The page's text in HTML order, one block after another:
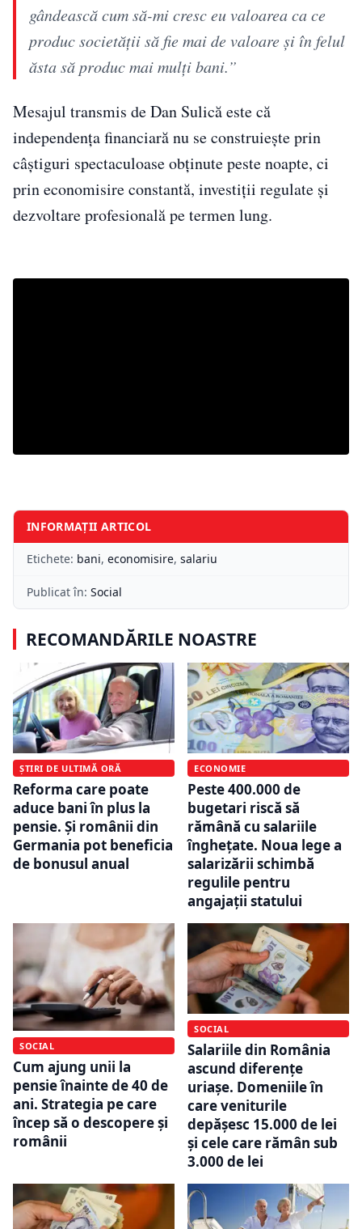
gândească cum să-mi cresc eu valoarea ca ce
produc societății să fie mai de valoare și în felul
ăsta să produc mai mulți bani.”
Mesajul transmis de Dan Sulică este că
independența financiară nu se construiește prin
câștiguri spectaculoase obținute peste noapte, ci
prin economisire constantă, investiții regulate și
dezvoltare profesională pe termen lung.
INFORMAȚII ARTICOL
Etichete: bani, economisire, salariu
Publicat în: Social
RECOMANDĂRILE NOASTRE
ȘTIRI DE ULTIMĂ ORĂ
Reforma care poate
aduce bani în plus la
pensie. Și românii din
Germania pot beneficia
de bonusul anual
ECONOMIE
Peste 400.000 de
bugetari riscă să
rămână cu salariile
înghețate. Noua lege a
salarizării schimbă
regulile pentru
angajații statului
SOCIAL
Cum ajung unii la
pensie înainte de 40 de
ani. Strategia pe care
încep să o descopere și
românii
SOCIAL
Salariile din România
ascund diferențe
uriașe. Domeniile în
care veniturile
depășesc 15.000 de lei
și cele care rămân sub
3.000 de lei